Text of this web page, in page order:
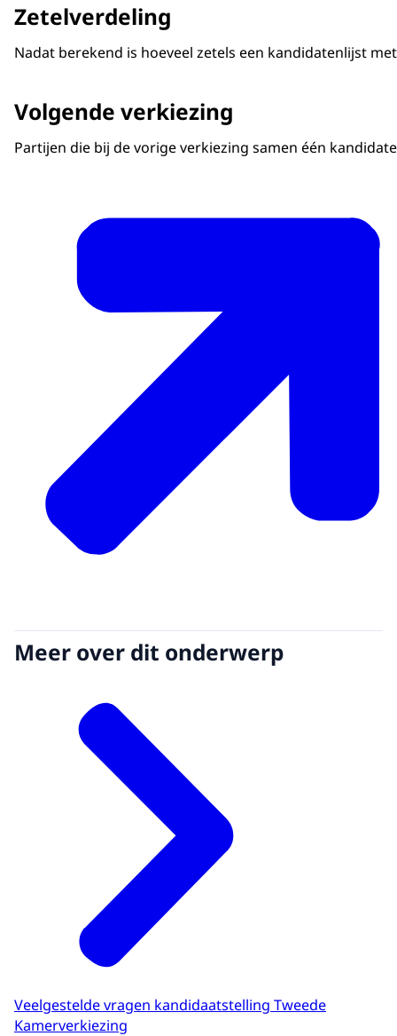
Zetelverdeling
Nadat berekend is hoeveel zetels een kandidatenlijst
Volgende verkiezing
Partijen die bij de vorige verkiezing samen één
Meer over dit onderwerp
Veelgestelde vragen kandidaatstelling Tweede
Kamerverkiezing